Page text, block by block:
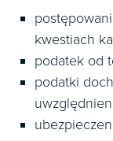
kwestiach
podatek od
podatki